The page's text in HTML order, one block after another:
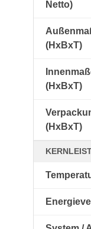
Netto)
(HxBxT)
(HxBxT)
(HxBxT)